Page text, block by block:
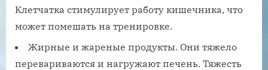
Клетчатка стимулирует работу кишечника, что
может помешать на тренировке.
Жирные и жареные продукты. Они тяжело
перевариваются и нагружают печень. Тяжесть